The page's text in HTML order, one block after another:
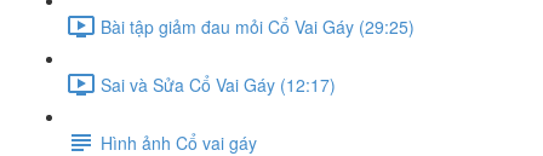
Bài tập giảm đau mỏi Cổ Vai Gáy (29:25)
Sai và Sửa Cổ Vai Gáy (12:17)
Hình ảnh Cổ vai gáy